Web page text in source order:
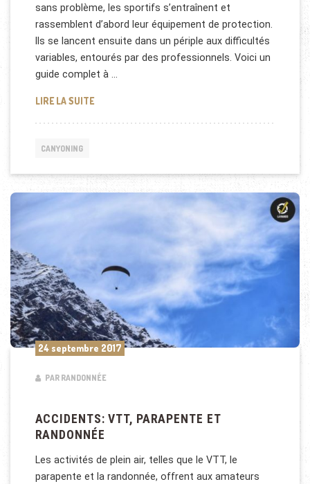
sans problème, les sportifs s’entraînent et
rassemblent d’abord leur équipement de protection.
Ils se lancent ensuite dans un périple aux difficultés
variables, entourés par des professionnels. Voici un
guide complet à …
LIRE LA SUITECANYONING DANS LES PYRÉNÉES : TOUT SAVOIR
CANYONING
24 septembre 2017
PAR RANDONNÉE
ACCIDENTS: VTT, PARAPENTE ET
RANDONNÉE
Les activités de plein air, telles que le VTT, le
parapente et la randonnée, offrent aux amateurs